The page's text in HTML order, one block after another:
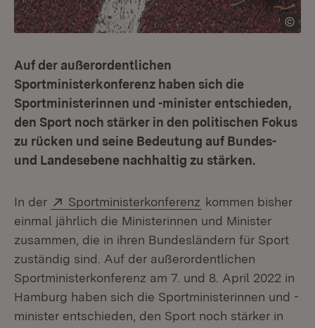
Auf der außerordentlichen
Sportministerkonferenz haben sich die
Sportministerinnen und -minister entschieden,
den Sport noch stärker in den politischen Fokus
zu rücken und seine Bedeutung auf Bundes-
und Landesebene nachhaltig zu stärken.
In der Extern:
Sportministerkonferenz (Öffnet in neuem
kommen bisher
einmal jährlich die Ministerinnen und Minister
zusammen, die in ihren Bundesländern für Sport
zuständig sind. Auf der außerordentlichen
Sportministerkonferenz am 7. und 8. April 2022 in
Hamburg haben sich die Sportministerinnen und -
minister entschieden, den Sport noch stärker in